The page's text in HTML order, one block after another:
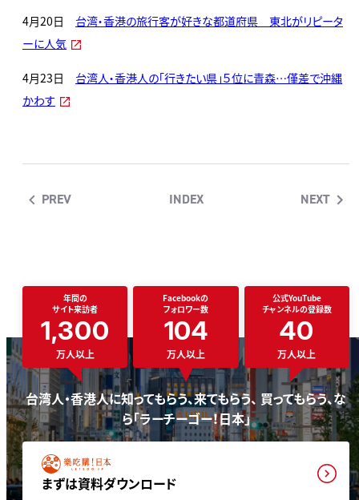
4月20日 台湾・香港の旅行客が好きな都道府県 東北がリピータ
ーに人気
4月23日 台湾人・香港人の「行きたい県」５位に青森…僅差で沖縄
かわす
PREV INDEX NEXT
台湾人・香港人に知ってもらう、来てもらう、 買ってもらう、な
ら「ラーチーゴー！日本」
まずは資料ダウンロード
年間の
サイト来訪者
1,300
万人以上
Facebookの
フォロワー数
104
万人以上
公式YouTube
チャンネルの登録数
40
万人以上